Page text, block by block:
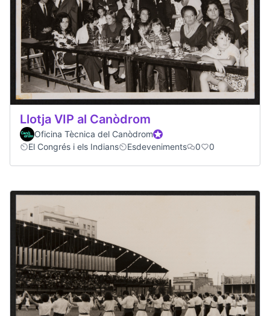
Llotja VIP al Canòdrom
Oficina Tècnica del CanòdromOfficial participant
El Congrés i els Indians
Esdeveniments 0 0